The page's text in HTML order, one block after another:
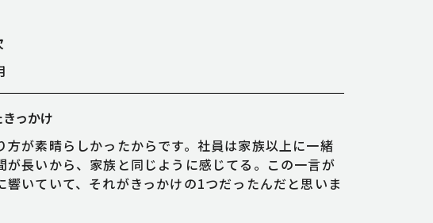
っかけ
方が素晴らしかったからです。社員は家族以上に一緒
が長いから、家族と同じように感じてる。この一言が
響いていて、それがきっかけの1つだったんだと思いま